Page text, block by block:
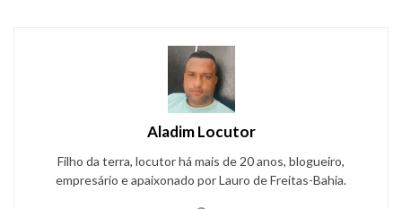
Aladim Locutor
Filho da terra, locutor há mais de 20 anos, blogueiro,
empresário e apaixonado por Lauro de Freitas-Bahia.